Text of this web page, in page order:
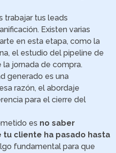
trabajar tus leads
Existen varias
en esta etapa, como la
el estudio del pipeline de
jornada de compra.
generado es una
razón, el abordaje
para el cierre del
es no saber
cliente ha pasado hasta
fundamental para que